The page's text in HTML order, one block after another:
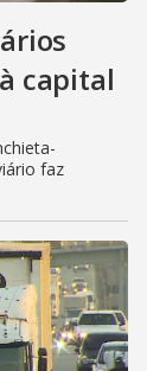
capital
faz